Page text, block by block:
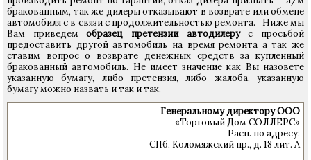
бракованным, так же дилеры отказывают в возврате или обмене
автомобиля с в связи с продолжительностью ремонта. Ниже мы
Вам приведемобразец претензии автодилерус просьбой
предоставить другой автомобиль на время ремонта а так же
ставим вопрос о возврате денежных средств за купленный
бракованный автомобиль. Не имеет значение как Вы назовете
указанную бумагу, либо претензия, либо жалоба, указанную
бумагу можно назвать и так и так.
Генеральному директору ООО
«Торговый Дом СОЛЛЕРС»
Расп. по адресу:
СПб, Коломяжский пр., д. 18 лит. А